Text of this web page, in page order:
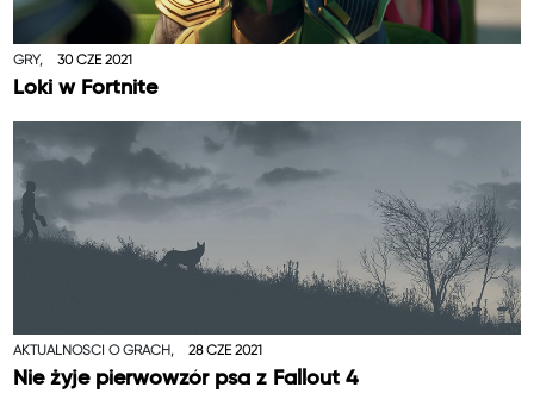
GRY, 30 CZE 2021
Loki w Fortnite
AKTUALNOŚCI O GRACH, 28 CZE 2021
Nie żyje pierwowzór psa z Fallout 4